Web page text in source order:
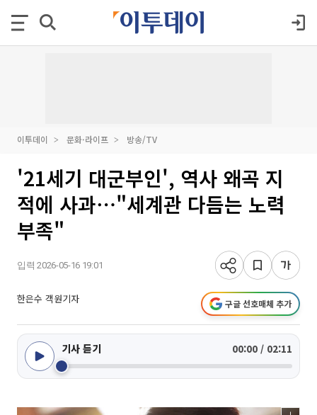
이투데이 문화·라이프 방송/TV
'21세기 대군부인', 역사 왜곡 지
적에 사과⋯"세계관 다듬는 노력
부족"
입력 2026-05-16 19:01
한은수 객원기자 구글 선호매체 추가
기사 듣기 00:00 / 02:11